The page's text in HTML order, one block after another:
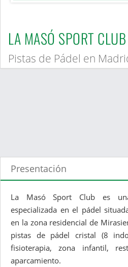
LA MASÓ SPORT CLUB
Pistas de Pádel en
Presentación
La Masó Sport Club es
especializada en el pádel
en la zona residencial de
pistas de pádel cristal (8
fisioterapia, zona infantil,
aparcamiento.